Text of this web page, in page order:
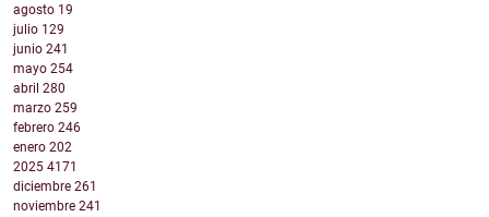
agosto 19
julio 129
junio 241
mayo 254
abril 280
marzo 259
febrero 246
enero 202
2025 4171
diciembre 261
noviembre 241